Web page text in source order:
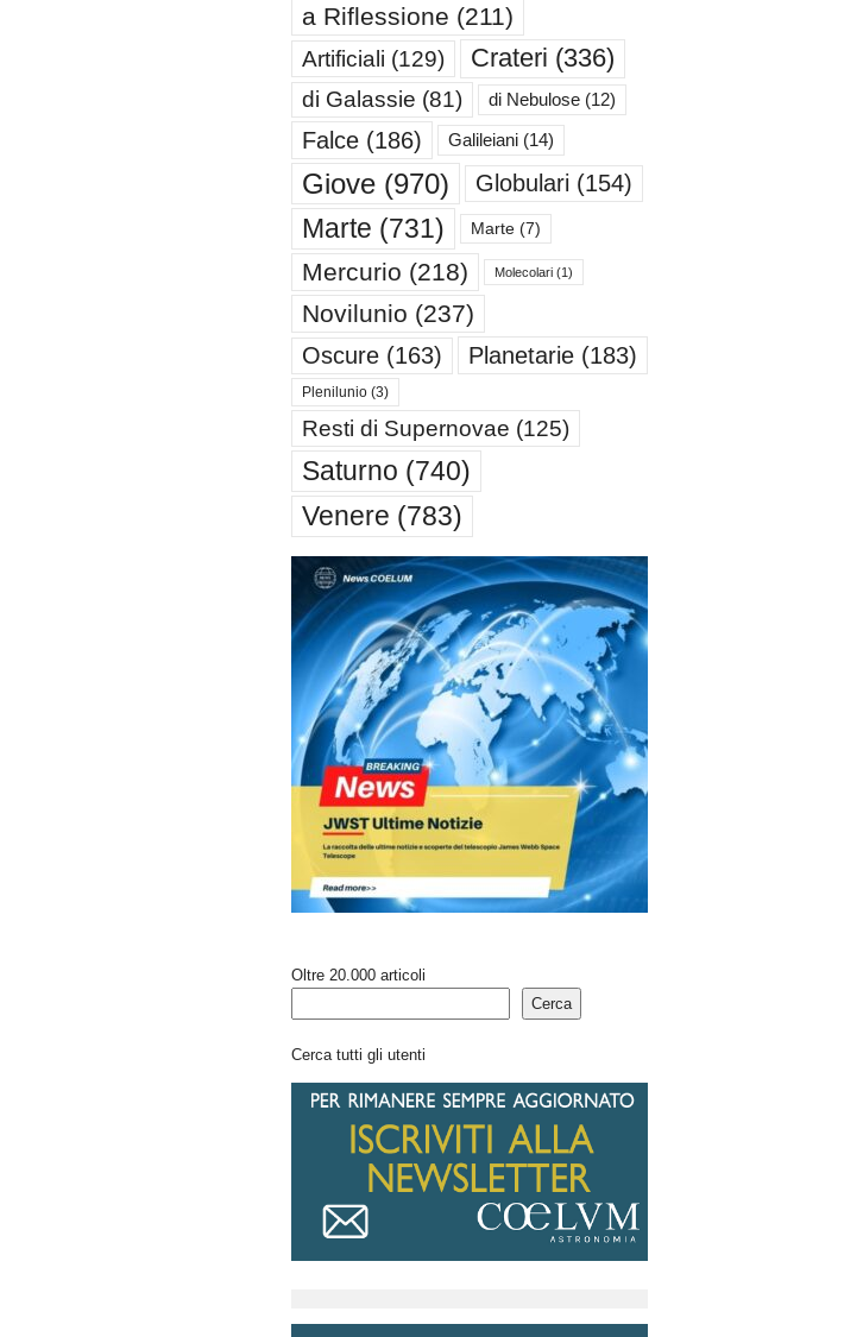
a Riflessione (211)
Artificiali (129) Crateri (336)
di Galassie (81) di Nebulose(12)
Falce(186) Galileiani(14)
Giove(970) Globulari (154)
Marte (731) Marte(7)
Mercurio (218) Molecolari(1)
Novilunio (237)
Oscure(163) Planetarie(183)
Plenilunio(3)
Resti di Supernovae (125)
Saturno (740)
Venere (783)
Oltre 20.000 articoli
Cerca
Cerca tutti gli utenti